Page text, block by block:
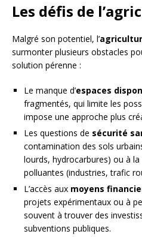
Les défis de
Malgré son potentiel, l’
surmonter plusieurs obstacles
solution pérenne :
Le manque d’espaces
fragmentés, qui limite les
impose une approche plus
Les questions de sécurité
contamination des sols
lourds, hydrocarbures) ou à la
polluantes (industries, trafic
L’accès aux moyens
projets expérimentaux ou à
souvent à trouver des
subventions publiques.